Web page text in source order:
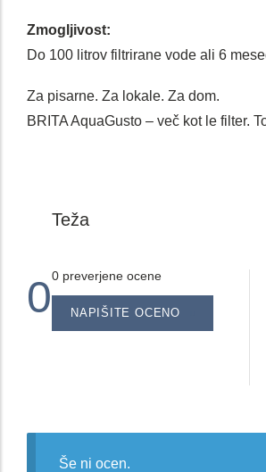
Zmogljivost:
Do 100 litrov filtrirane vode ali 6
Za pisarne. Za lokale. Za dom.
BRITA AquaGusto – več kot le filter.
Teža
00 preverjene ocene
NAPIŠITE OCENO
Še ni ocen.